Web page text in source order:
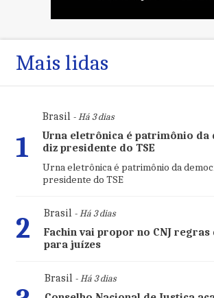
Mais lidas
1
Brasil- Há 3 dias
Urna eletrônica é patrimônio da
diz presidente do TSE
Urna eletrônica é patrimônio da
presidente do TSE
2 Brasil- Há 3 dias
Fachin vai propor no CNJ regras
para juízes
Brasil- Há 3 dias